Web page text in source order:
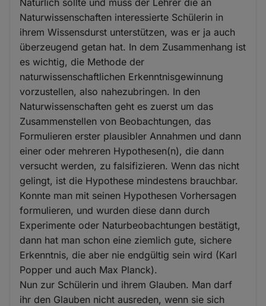
Naturwissenschaften interessierte Schülerin in
ihrem Wissensdurst unterstützen, was er ja auch
überzeugend getan hat. In dem Zusammenhang ist
es wichtig, die Methode der
naturwissenschaftlichen Erkenntnisgewinnung
vorzustellen, also nahezubringen. In den
Naturwissenschaften geht es zuerst um das
Zusammenstellen von Beobachtungen, das
Formulieren erster plausibler Annahmen und dann
einer oder mehreren Hypothesen(n), die dann
versucht werden, zu falsifizieren. Wenn das nicht
gelingt, ist die Hypothese mindestens brauchbar.
Konnte man mit seinen Hypothesen Vorhersagen
formulieren, und wurden diese dann durch
Experimente oder Naturbeobachtungen bestätigt,
dann hat man schon eine ziemlich gute, sichere
Erkenntnis, die aber nie endgültig sein wird (Karl
Popper und auch Max Planck).
Nun zur Schülerin und ihrem Glauben. Man darf
ihr den Glauben nicht ausreden, wenn sie sich